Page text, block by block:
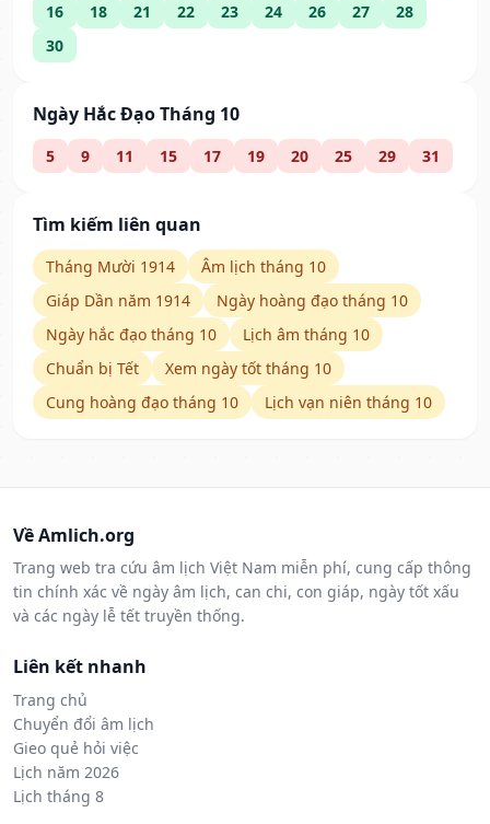
16
18 21 22 23 24 26 27
28
30
Ngày Hắc Đạo Tháng 10
5 9 11 15 17 19 20 25 29 31
Tìm kiếm liên quan
Tháng Mười 1914
Âm lịch tháng 10
Giáp Dần năm 1914
Ngày hoàng đạo tháng 10
Ngày hắc đạo tháng 10
Lịch âm tháng 10
Chuẩn bị Tết
Xem ngày tốt tháng 10
Cung hoàng đạo tháng 10
Lịch vạn niên tháng 10
Về Amlich.org
Trang web tra cứu âm lịch Việt Nam miễn phí, cung cấp thông
tin chính xác về ngày âm lịch, can chi, con giáp, ngày tốt xấu
và các ngày lễ tết truyền thống.
Liên kết nhanh
Trang chủ
Chuyển đổi âm lịch
Gieo quẻ hỏi việc
Lịch năm 2026
Lịch tháng 8